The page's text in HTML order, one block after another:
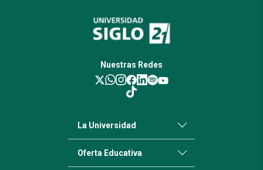
Nuestras Redes
La Universidad
Oferta Educativa